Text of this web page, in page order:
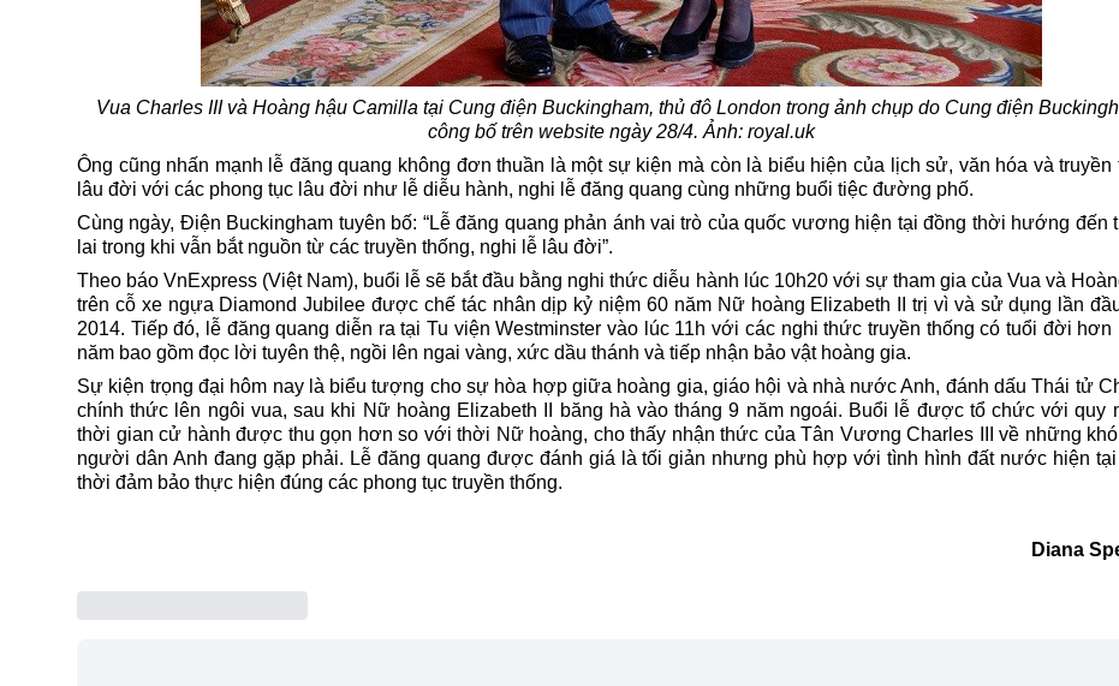
Vua Charles III và Hoàng hậu Camilla tại Cung điện Buckingham, thủ đô London trong ảnh chụp do Cung điện
công bố trên website ngày 28/4. Ảnh: royal.uk
Ông cũng nhấn mạnh lễ đăng quang không đơn thuần là một sự kiện mà còn là biểu hiện của lịch sử, văn hóa và truyền
lâu đời với các phong tục lâu đời như lễ diễu hành, nghi lễ đăng quang cùng những buổi tiệc đường phố.
Cùng ngày, Điện Buckingham tuyên bố: “Lễ đăng quang phản ánh vai trò của quốc vương hiện tại đồng thời hướng đến
lai trong khi vẫn bắt nguồn từ các truyền thống, nghi lễ lâu đời”.
Theo báo VnExpress (Việt Nam), buổi lễ sẽ bắt đầu bằng nghi thức diễu hành lúc 10h20 với sự tham gia của Vua và
trên cỗ xe ngựa Diamond Jubilee được chế tác nhân dịp kỷ niệm 60 năm Nữ hoàng Elizabeth II trị vì và sử dụng lần
2014. Tiếp đó, lễ đăng quang diễn ra tại Tu viện Westminster vào lúc 11h với các nghi thức truyền thống có tuổi đời hơn
năm bao gồm đọc lời tuyên thệ, ngồi lên ngai vàng, xức dầu thánh và tiếp nhận bảo vật hoàng gia.
Sự kiện trọng đại hôm nay là biểu tượng cho sự hòa hợp giữa hoàng gia, giáo hội và nhà nước Anh, đánh dấu Thái tử
chính thức lên ngôi vua, sau khi Nữ hoàng Elizabeth II băng hà vào tháng 9 năm ngoái. Buổi lễ được tổ chức với quy
thời gian cử hành được thu gọn hơn so với thời Nữ hoàng, cho thấy nhận thức của Tân Vương Charles III về những
người dân Anh đang gặp phải. Lễ đăng quang được đánh giá là tối giản nhưng phù hợp với tình hình đất nước hiện tại
thời đảm bảo thực hiện đúng các phong tục truyền thống.
Diana